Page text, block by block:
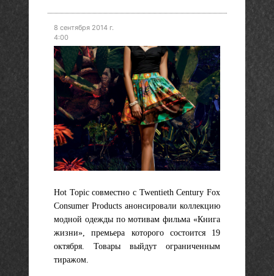
8 сентября 2014 г.
4:00
Hot Topic совместно с Twentieth Century Fox
Consumer Products анонсировали коллекцию
модной одежды по мотивам фильма «Книга
жизни», премьера которого состоится 19
октября. Товары выйдут ограниченным
тиражом.